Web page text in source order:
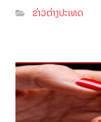
ຂ່າວຕ່າງປະເທດ